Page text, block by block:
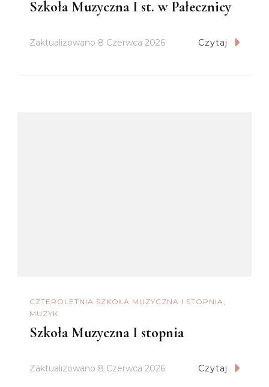
Szkoła Muzyczna I st. w Pałecznicy
Zaktualizowano 8 Czerwca 2026 Czytaj
CZTEROLETNIA SZKOŁA MUZYCZNA I STOPNIA
MUZYK
Szkoła Muzyczna I stopnia
Zaktualizowano 8 Czerwca 2026 Czytaj